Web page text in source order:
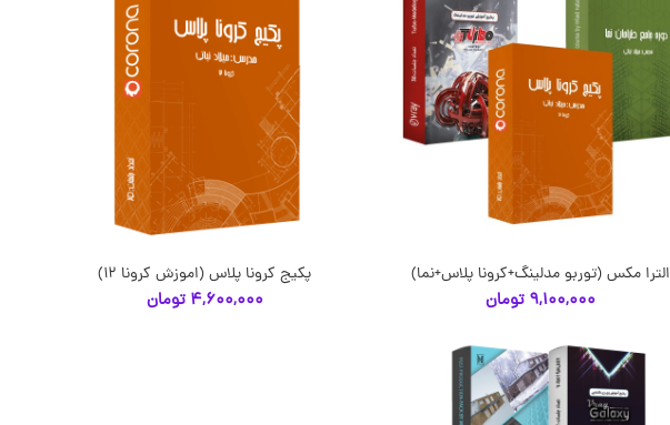
انتخاب گزینه‌ها
الترا مکس (توربو مدلینگ+کرونا پلاس+نما)
9,100,000 تومان
انتخاب گزینه‌ها
پکیج کرونا پلاس (اموزش کرونا 12)
4,600,000 تومان